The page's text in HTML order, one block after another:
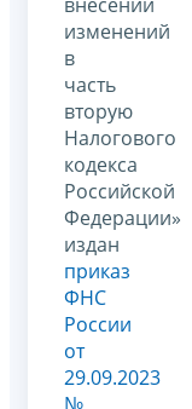
изменений
в
часть
вторую
Налогового
кодекса
Российской
Федерации»
издан
приказ
ФНС
России
от
29.09.2023